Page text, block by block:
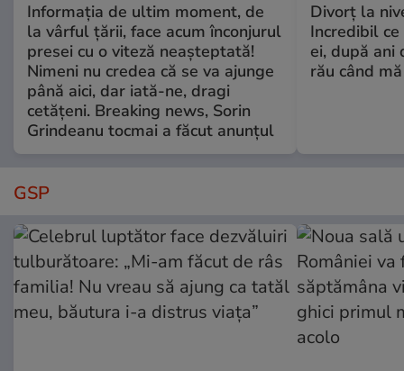
Informația de ultim moment, de
la vârful țării, face acum înconjurul
presei cu o viteză neașteptată!
Nimeni nu credea că se va ajunge
până aici, dar iată-ne, dragi
cetățeni. Breaking news, Sorin
Grindeanu tocmai a făcut anunțul
Divorț la
Incredibil
ei, după ani
rău când
GSP